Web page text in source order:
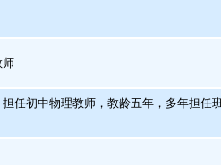
师
任初中物理教师，教龄五年，多年担任